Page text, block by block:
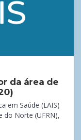
da área de
em Saúde (LAIS)
do Norte (UFRN),